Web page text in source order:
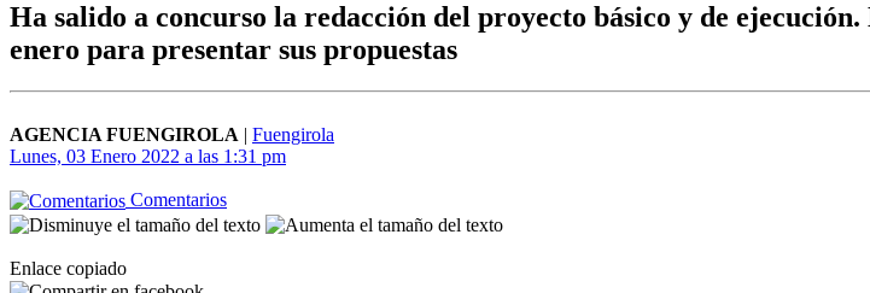
Ha salido a concurso la redacción del proyecto básico y de
enero para presentar sus propuestas
AGENCIA FUENGIROLA | Fuengirola
Lunes, 03 Enero 2022 a las 1:31 pm
Comentarios
Enlace copiado